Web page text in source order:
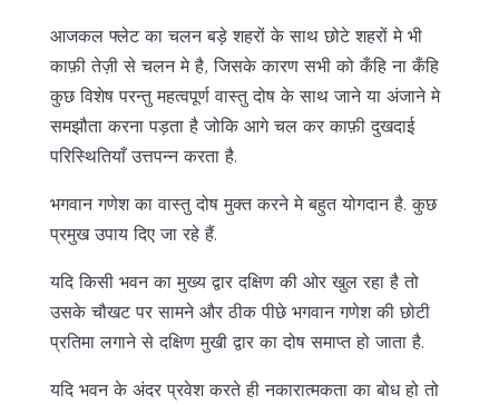
आजकल फ्लेट का चलन बड़े शहरों के साथ छोटे शहरों मे भी
काफ़ी तेज़ी से चलन मे है, जिसके कारण सभी को कँहि ना कँहि
कुछ विशेष परन्तु महत्वपूर्ण वास्तु दोष के साथ जाने या अंजाने मे
समझौता करना पड़ता है जोकि आगे चल कर काफ़ी दुखदाई
परिस्थितियाँ उत्तपन्न करता है.
भगवान गणेश का वास्तु दोष मुक्त करने मे बहुत योगदान है. कुछ
प्रमुख उपाय दिए जा रहे हैं.
यदि किसी भवन का मुख्य द्वार दक्षिण की ओर खुल रहा है तो
उसके चौखट पर सामने और ठीक पीछे भगवान गणेश की छोटी
प्रतिमा लगाने से दक्षिण मुखी द्वार का दोष समाप्त हो जाता है.
यदि भवन के अंदर प्रवेश करते ही नकारात्मकता का बोध हो तो